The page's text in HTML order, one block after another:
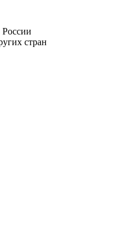
России
стран